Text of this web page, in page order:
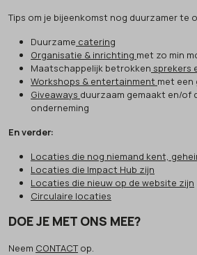
Tips om je bijeenkomst nog duurzamer te
Duurzame catering
Organisatie & inrichting met zo min
Maatschappelijk betrokken sprekers
Workshops & entertainment met
Giveaways duurzaam gemaakt en/of
onderneming
En verder:
Locaties die nog niemand kent,
Locaties die Impact Hub zijn
Locaties die nieuw op de website zijn
Circulaire locaties
DOE JE MET ONS MEE?
Neem CONTACTop.